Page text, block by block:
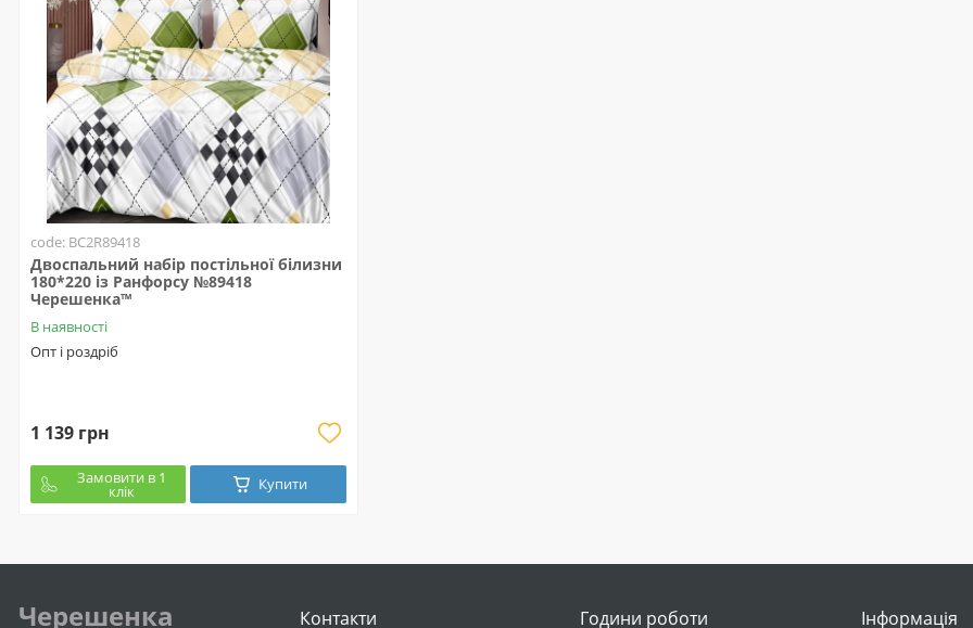
code: BC2R89418
Двоспальний набір постільної білизни
180*220 із Ранфорсу №89418
Черешенка™
В наявності
Опт і роздріб
1 139 грн
Замовити в 1
клік Купити
Черешенка Контакти Години роботи Інформація